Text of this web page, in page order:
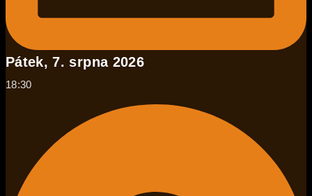
Pátek, 7. srpna 2026
18:30